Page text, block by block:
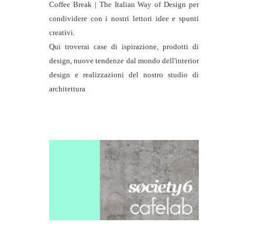
Coffee Break | The Italian Way of Design per
condividere con i nostri lettori idee e spunti
creativi.
Qui troverai case di ispirazione, prodotti di
design, nuove tendenze dal mondo dell'interior
design e realizzazioni del nostro studio di
architettura